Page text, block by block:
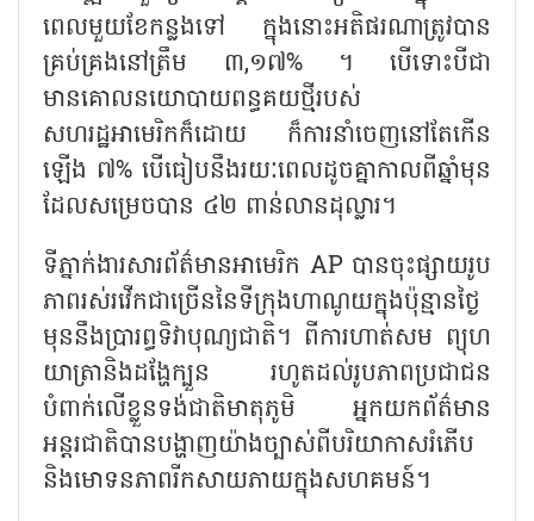
ពេលមួយខែកន្លងទៅ ក្នុងនោះអតិផរណាត្រូវបាន
គ្រប់គ្រងនៅត្រឹម ៣,១៧% ។ បើទោះបីជា
មានគោលនយោបាយពន្ធគយថ្មីរបស់
សហរដ្ឋអាមេរិកក៏ដោយ ក៏ការនាំចេញនៅតែកើន
ឡើង ៧% បើធៀបនឹងរយៈពេលដូចគ្នាកាលពីឆ្នាំមុន
ដែលសម្រេចបាន ៤២ ពាន់លានដុល្លារ។
ទីភ្នាក់ងារសារព័ត៌មានអាមេរិក AP បានចុះផ្សាយរូប
ភាពរស់រវើកជាច្រើននៃទីក្រុងហាណូយក្នុងប៉ុន្មានថ្ងៃ
មុននឹងប្រារព្ធទិវាបុណ្យជាតិ។ ពីការហាត់សម ព្យុហ
យាត្រានិងដង្ហែក្បួន រហូតដល់រូបភាពប្រជាជន
បំពាក់លើខ្លួនទង់ជាតិមាតុភូមិ អ្នកយកព័ត៌មាន
អន្តរជាតិបានបង្ហាញយ៉ាងច្បាស់ពីបរិយាកាសរំភើប
និងមោទនភាពរីកសាយភាយក្នុងសហគមន៍។